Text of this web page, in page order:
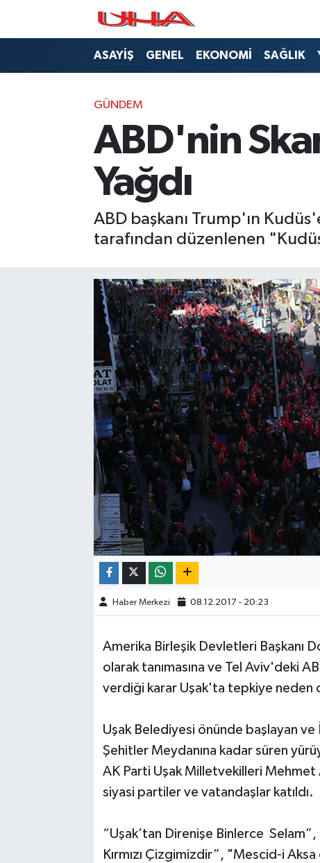
ASAYİŞ GENEL EKONOMİ SAĞLIK
GÜNDEM
ABD'nin
Yağdı
ABD başkanı Trump'ın
tarafından düzenlenen
Haber Merkezi 08.12.2017 - 20:23
Amerika Birleşik Devletleri Başkanı
olarak tanımasına ve Tel Aviv'deki
verdiği karar Uşak'ta tepkiye neden
Uşak Belediyesi önünde başlayan
Şehitler Meydanına kadar süren
AK Parti Uşak Milletvekilleri Mehmet
siyasi partiler ve vatandaşlar katıldı.
“Uşak’tan Direnişe Binlerce
Kırmızı Çizgimizdir”, "Mescid-i
HABERDE İNSAN
BİLİM VE TEKNOLOJİ
KAMPANYALAR
KÜLTÜR-SANAT
ÖZEL HABER
Nöbetçi Eczaneler
Namaz Vakitleri
Puan Durumu ve Fikstür
Haber Arşivi